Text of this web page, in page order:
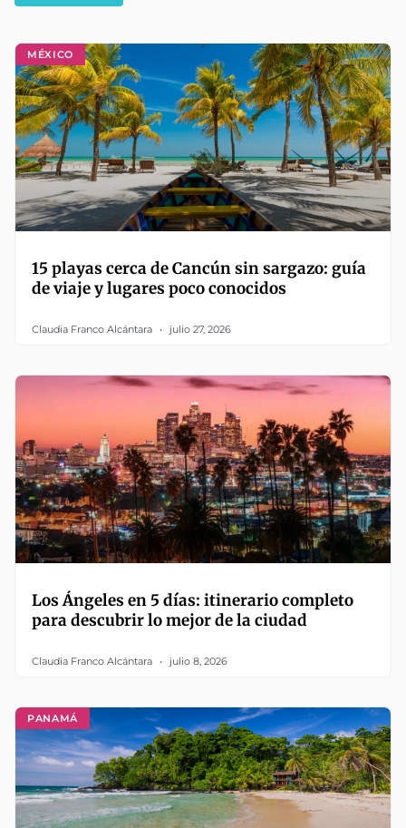
MÉXICO
15 playas cerca de Cancún sin sargazo: guía
de viaje y lugares poco conocidos
Claudia Franco Alcántara julio 27, 2026
Los Ángeles en 5 días: itinerario completo
para descubrir lo mejor de la ciudad
Claudia Franco Alcántara julio 8, 2026
PANAMÁ